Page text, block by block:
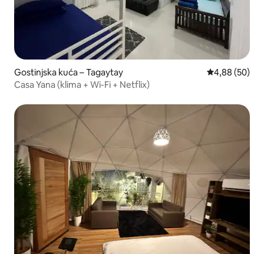
Gostinjska kuća – Tagaytay Prosječna
4,88 (50)
Casa Yana (klima + Wi-Fi + Netflix)